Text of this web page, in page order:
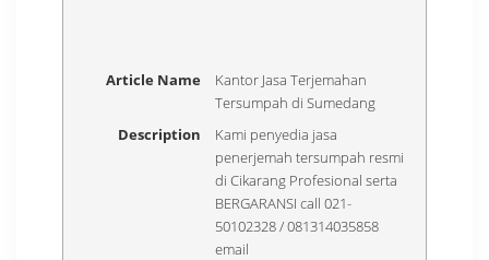
Article Name
Kantor Jasa Terjemahan
Tersumpah di Sumedang
Description
Kami penyedia jasa
penerjemah tersumpah resmi
di Cikarang Profesional serta
BERGARANSI call 021-
50102328 / 081314035858
email